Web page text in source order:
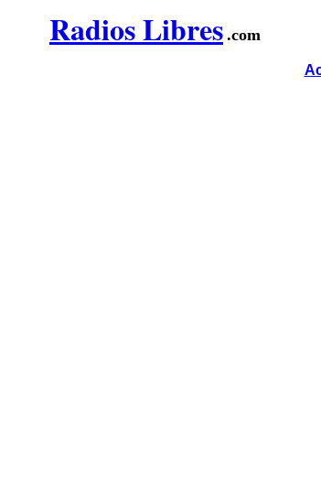
Radios Libres .com